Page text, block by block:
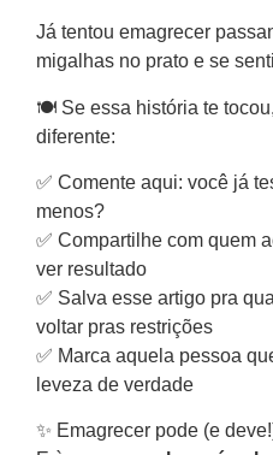
Já tentou emagrecer
migalhas no prato e se
🍽️ Se essa história te
diferente:
✅ Comente aqui: você já
menos?
✅ Compartilhe com quem
ver resultado
✅ Salva esse artigo pra
voltar pras restrições
✅ Marca aquela pessoa
leveza de verdade
✨ Emagrecer pode (e